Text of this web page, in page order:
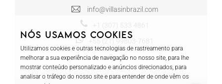
info@villasinbrazil.com
+1 (307) 533 4861
+55 (21) 99803-7681
Nós usamos cookies
Utilizamos cookies e outras tecnologias de rastreamento para
melhorar a sua experiência de navegação no nosso site, para lhe
mostrar conteúdo personalizado e anúncios direcionados, para
analisar o tráfego do nosso site e para entender de onde vêm os